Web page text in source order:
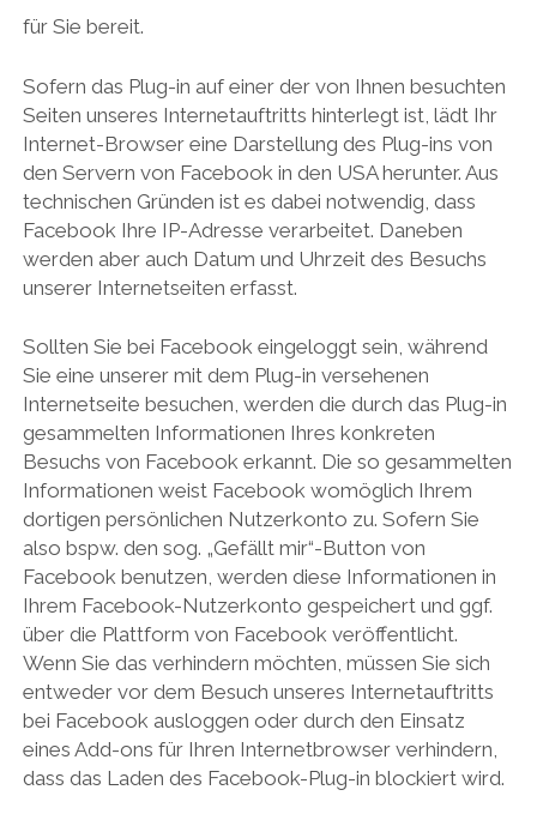
für Sie bereit.
Sofern das Plug-in auf einer der von Ihnen besuchten
Seiten unseres Internetauftritts hinterlegt ist, lädt Ihr
Internet-Browser eine Darstellung des Plug-ins von
den Servern von Facebook in den USA herunter. Aus
technischen Gründen ist es dabei notwendig, dass
Facebook Ihre IP-Adresse verarbeitet. Daneben
werden aber auch Datum und Uhrzeit des Besuchs
unserer Internetseiten erfasst.
Sollten Sie bei Facebook eingeloggt sein, während
Sie eine unserer mit dem Plug-in versehenen
Internetseite besuchen, werden die durch das Plug-in
gesammelten Informationen Ihres konkreten
Besuchs von Facebook erkannt. Die so gesammelten
Informationen weist Facebook womöglich Ihrem
dortigen persönlichen Nutzerkonto zu. Sofern Sie
also bspw. den sog. „Gefällt mir“-Button von
Facebook benutzen, werden diese Informationen in
Ihrem Facebook-Nutzerkonto gespeichert und ggf.
über die Plattform von Facebook veröffentlicht.
Wenn Sie das verhindern möchten, müssen Sie sich
entweder vor dem Besuch unseres Internetauftritts
bei Facebook ausloggen oder durch den Einsatz
eines Add-ons für Ihren Internetbrowser verhindern,
dass das Laden des Facebook-Plug-in blockiert wird.